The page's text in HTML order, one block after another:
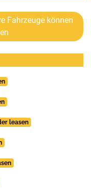
Fahrzeuge können
leasen